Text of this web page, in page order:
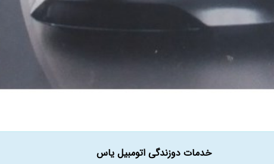
خدمات دوزندگی اتومبیل یاس